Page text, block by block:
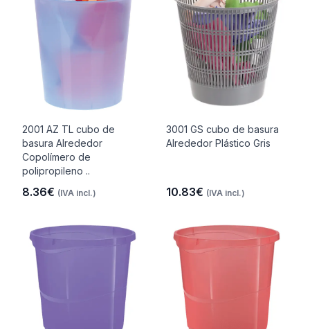
2001 AZ TL cubo de
basura Alrededor
Copolímero de
polipropileno ..
8.36€ (IVA incl.)
3001 GS cubo de basura
Alrededor Plástico Gris
10.83€ (IVA incl.)